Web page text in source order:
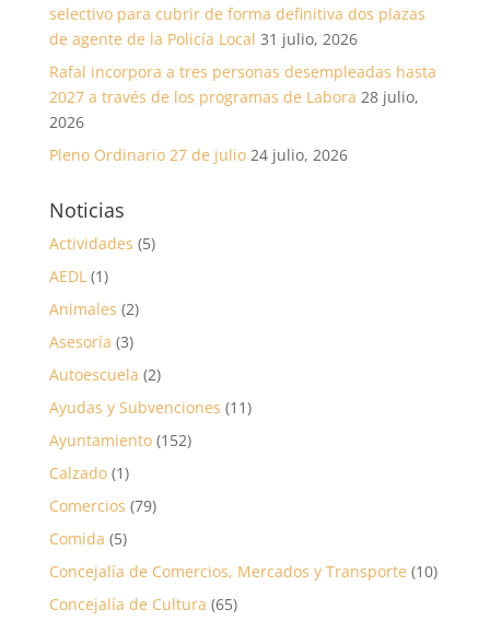
selectivo para cubrir de forma definitiva dos plazas
de agente de la Policía Local 31 julio, 2026
Rafal incorpora a tres personas desempleadas hasta
2027 a través de los programas de Labora 28 julio,
2026
Pleno Ordinario 27 de julio 24 julio, 2026
Noticias
Actividades (5)
AEDL (1)
Animales (2)
Asesoría (3)
Autoescuela (2)
Ayudas y Subvenciones (11)
Ayuntamiento(152)
Calzado(1)
Comercios (79)
Comida (5)
Concejalía de Comercios, Mercados y Transporte (10)
Concejalía de Cultura (65)